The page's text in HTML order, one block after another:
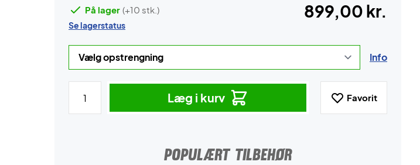
På lager (+10 stk.)
Se lagerstatus
899,00 kr.
Info
Læg i kurv Favorit
POPULÆRT TILBEHØR